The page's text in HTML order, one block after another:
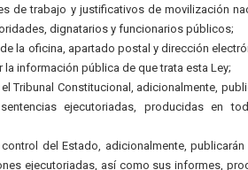
de trabajo y justificativos de movilización
dignatarios y funcionarios públicos;
la oficina, apartado postal y dirección
información pública de que trata esta Ley;
Tribunal Constitucional, adicionalmente,
ejecutoriadas, producidas en
del Estado, adicionalmente, publicarán
ejecutoriadas, así como sus informes,